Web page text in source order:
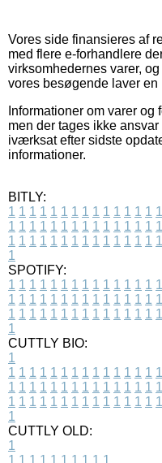
Vores side finansieres af
med flere e-forhandlere
virksomhedernes varer,
vores besøgende laver en
Informationer om varer
men der tages ikke
iværksat efter sidste
informationer.
BITLY:
1 1 1 1 1 1 1 1 1 1 1 1 1 1 1
1 1 1 1 1 1 1 1 1 1 1 1 1 1 1
1 1 1 1 1 1 1 1 1 1 1 1 1 1 1
1
SPOTIFY:
1 1 1 1 1 1 1 1 1 1 1 1 1 1 1
1 1 1 1 1 1 1 1 1 1 1 1 1 1 1
1 1 1 1 1 1 1 1 1 1 1 1 1 1 1
1
CUTTLY BIO:
1
1 1 1 1 1 1 1 1 1 1 1 1 1 1 1
1 1 1 1 1 1 1 1 1 1 1 1 1 1 1
1 1 1 1 1 1 1 1 1 1 1 1 1 1 1
1
CUTTLY OLD:
1
1 1 1 1 1 1 1 1 1 1